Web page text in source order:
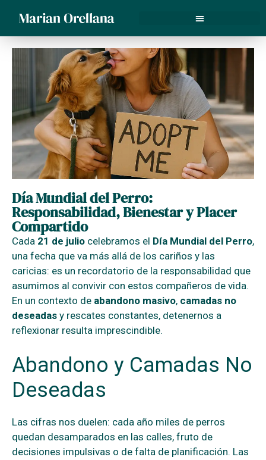
Día Mundial del Perro:
Responsabilidad, Bienestar y Placer
Compartido
Cada 21 de julio celebramos el Día Mundial del Perro,
una fecha que va más allá de los cariños y las
caricias: es un recordatorio de la responsabilidad que
asumimos al convivir con estos compañeros de vida.
En un contexto de abandono masivo, camadas no
deseadas y rescates constantes, detenernos a
reflexionar resulta imprescindible.
Abandono y Camadas No
Deseadas
Las cifras nos duelen: cada año miles de perros
quedan desamparados en las calles, fruto de
decisiones impulsivas o de falta de planificación. Las